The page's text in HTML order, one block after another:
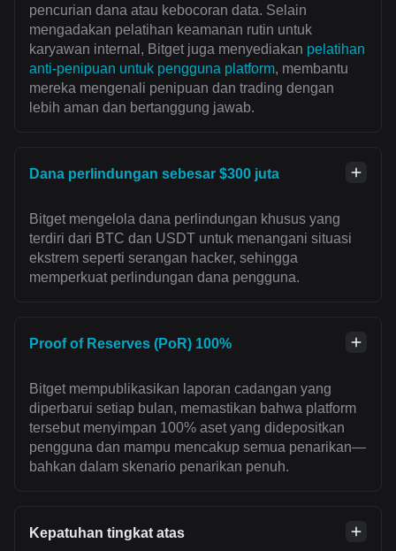
pencurian dana atau kebocoran data. Selain
mengadakan pelatihan keamanan rutin untuk
karyawan internal, Bitget juga menyediakan pelatihan
anti-penipuan untuk pengguna platform, membantu
mereka mengenali penipuan dan trading dengan
lebih aman dan bertanggung jawab.
Dana perlindungan sebesar $300 juta
Bitget mengelola dana perlindungan khusus yang
terdiri dari BTC dan USDT untuk menangani situasi
ekstrem seperti serangan hacker, sehingga
memperkuat perlindungan dana pengguna.
Proof of Reserves (PoR) 100%
Bitget mempublikasikan laporan cadangan yang
diperbarui setiap bulan, memastikan bahwa platform
tersebut menyimpan 100% aset yang didepositkan
pengguna dan mampu mencakup semua penarikan—
bahkan dalam skenario penarikan penuh.
Kepatuhan tingkat atas